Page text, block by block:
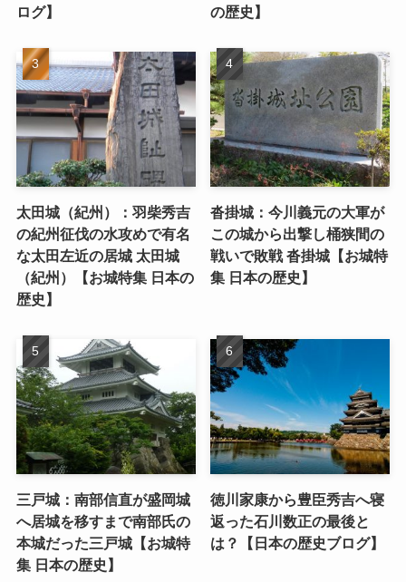
ログ】
の歴史】
太田城（紀州）：羽柴秀吉
の紀州征伐の水攻めで有名
な太田左近の居城 太田城
（紀州）【お城特集 日本の
歴史】
沓掛城：今川義元の大軍が
この城から出撃し桶狭間の
戦いで敗戦 沓掛城【お城特
集 日本の歴史】
三戸城：南部信直が盛岡城
へ居城を移すまで南部氏の
本城だった三戸城【お城特
集 日本の歴史】
徳川家康から豊臣秀吉へ寝
返った石川数正の最後と
は？【日本の歴史ブログ】